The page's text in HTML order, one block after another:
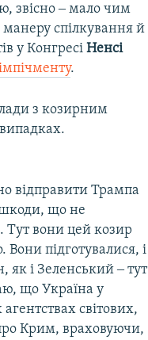
звісно ‒ мало чим
спілкування й
у Конгресі Ненсі
.
з козирним
відправити Трампа
шкоди, що не
Тут вони цей козир
підготувалися, і
як і Зеленський ‒ тут
що Україна у
світових,
Крим, враховуючи,